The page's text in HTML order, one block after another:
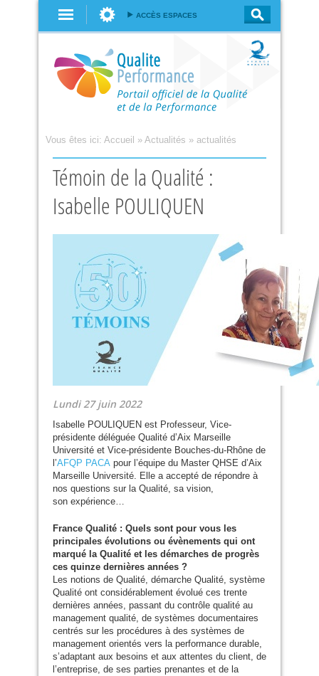
ACCÈS ESPACES
Vous êtes ici: Accueil » Actualités » actualités
Témoin de la Qualité :
Isabelle POULIQUEN
Lundi 27 juin 2022
Isabelle POULIQUEN est Professeur, Vice-
présidente déléguée Qualité d’Aix Marseille
Université et Vice-présidente Bouches-du-Rhône de
l’AFQP PACA pour l’équipe du Master QHSE d’Aix
Marseille Université. Elle a accepté de répondre à
nos questions sur la Qualité, sa vision,
son expérience…
France Qualité : Quels sont pour vous les
principales évolutions ou évènements qui ont
marqué la Qualité et les démarches de progrès
ces quinze dernières années ?
Les notions de Qualité, démarche Qualité, système
Qualité ont considérablement évolué ces trente
dernières années, passant du contrôle qualité au
management qualité, de systèmes documentaires
centrés sur les procédures à des systèmes de
management orientés vers la performance durable,
s’adaptant aux besoins et aux attentes du client, de
l’entreprise, de ses parties prenantes et de la